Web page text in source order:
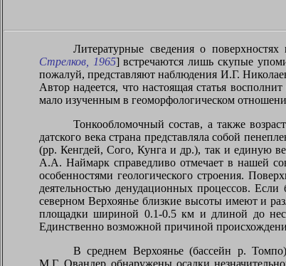
Литературные сведения о
Стрелков, 1965] встречаются лишь скупые
пожалуй, представляют наблюдения И.Г.
Автор надеется, что настоящая статья
мало изученным в геоморфологическом
Тонкообломочный состав, а также
датского века страна представляла собой
(pp. Кенгдей, Сого, Кунга и др.), так и единую
А.А. Наймарк справедливо отмечает в нашей
особенностями геологического строения.
деятельностью денудационных процессов.
северном Верхоянье близкие высоты имеют и
площадки шириной 0.1-0.5 км и длиной до
Единственно возможной причиной
В среднем Верхоянье (бассейн р.
М.Г. Овандер обнаружены осадки